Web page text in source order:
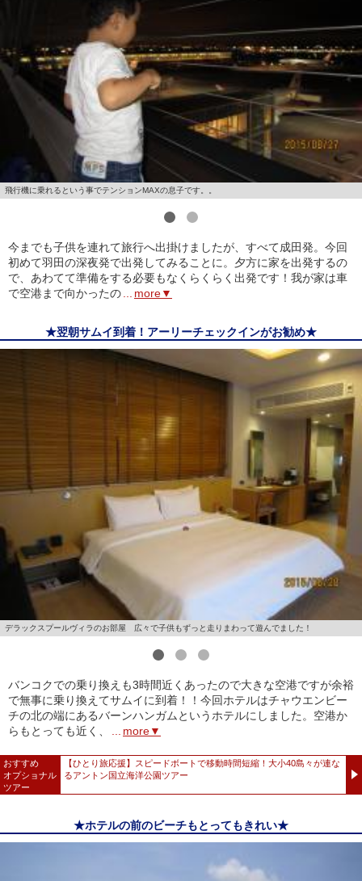
飛行機に乗れるという事でテンションMAXの息子です。。
今までも子供を連れて旅行へ出掛けましたが、すべて成田発。今回
初めて羽田の深夜発で出発してみることに。夕方に家を出発するの
で、あわてて準備をする必要もなくらくらく出発です！我が家は車
で空港まで向かったの... more▼
★翌朝サムイ到着！アーリーチェックインがお勧め★
デラックスプールヴィラのお部屋 広々で子供もずっと走りまわって遊んでました！
バンコクでの乗り換えも3時間近くあったので大きな空港ですが余裕
で無事に乗り換えてサムイに到着！！今回ホテルはチャウエンビー
チの北の端にあるバーンハンガムというホテルにしました。空港か
らもとっても近く、
more▼
おすすめ
オプショナル
ツアー
【ひとり旅応援】スピードボートで移動時間短縮！大小40島々が連な
るアントン国立海洋公園ツアー
★ホテルの前のビーチもとってもきれい★